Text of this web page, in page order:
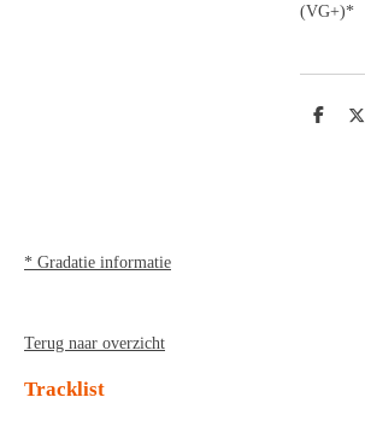
(VG+)*
D
D
* Gradatie informatie
Terug naar overzicht
Tracklist